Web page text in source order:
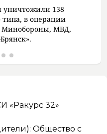
уничтожили 138
типа, в операции
Минобороны, МВД,
«Ракурс 32»
Общество с